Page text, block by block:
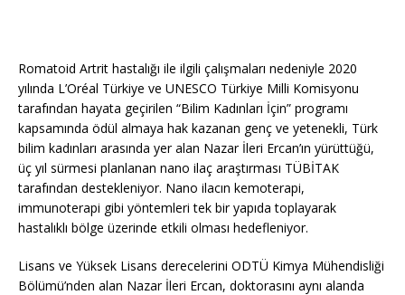
Romatoid Artrit hastalığı ile ilgili çalışmaları nedeniyle 2020
yılında L’Oréal Türkiye ve UNESCO Türkiye Milli Komisyonu
tarafından hayata geçirilen “Bilim Kadınları İçin” programı
kapsamında ödül almaya hak kazanan genç ve yetenekli, Türk
bilim kadınları arasında yer alan Nazar İleri Ercan’ın yürüttüğü,
üç yıl sürmesi planlanan nano ilaç araştırması TÜBİTAK
tarafından destekleniyor. Nano ilacın kemoterapi,
immunoterapi gibi yöntemleri tek bir yapıda toplayarak
hastalıklı bölge üzerinde etkili olması hedefleniyor.
Lisans ve Yüksek Lisans derecelerini ODTÜ Kimya Mühendisliği
Bölümü’nden alan Nazar İleri Ercan, doktorasını aynı alanda